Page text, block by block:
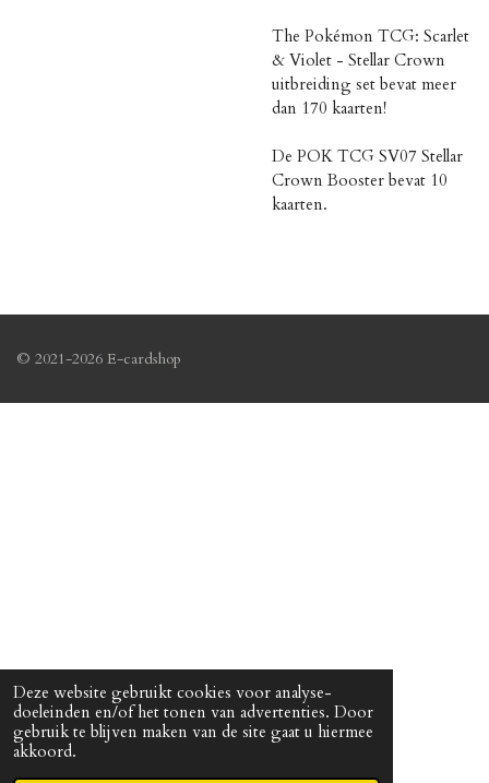
Deze website gebruikt cookies voor analyse-
doeleinden en/of het tonen van advertenties. Door
gebruik te blijven maken van de site gaat u hiermee
akkoord.
The Pokémon TCG: Scarlet
& Violet - Stellar Crown
uitbreiding set bevat meer
dan 170 kaarten!
De POK TCG SV07 Stellar
Crown Booster bevat 10
kaarten.
© 2021-2026 E-cardshop